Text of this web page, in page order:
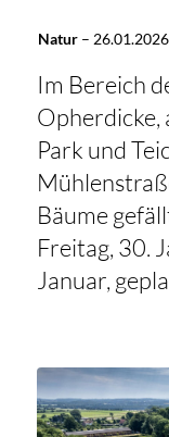
Natur– 26.01.2026
Im Bereich
Opherdicke,
Park und
Bäume
Freitag, 30.
Januar,